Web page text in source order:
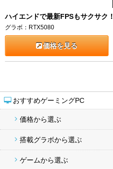
おすすめゲーミングPC
価格から選ぶ
搭載グラボから選ぶ
ゲームから選ぶ
ハイエンドで最新FPSもサクサク！
グラボ：RTX5080
価格を見る